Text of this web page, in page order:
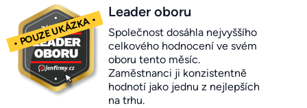
Leader oboru
Společnost dosáhla nejvyššího
celkového hodnocení ve svém
oboru tento měsíc.
Zaměstnanci ji konzistentně
hodnotí jako jednu z nejlepších
na trhu.